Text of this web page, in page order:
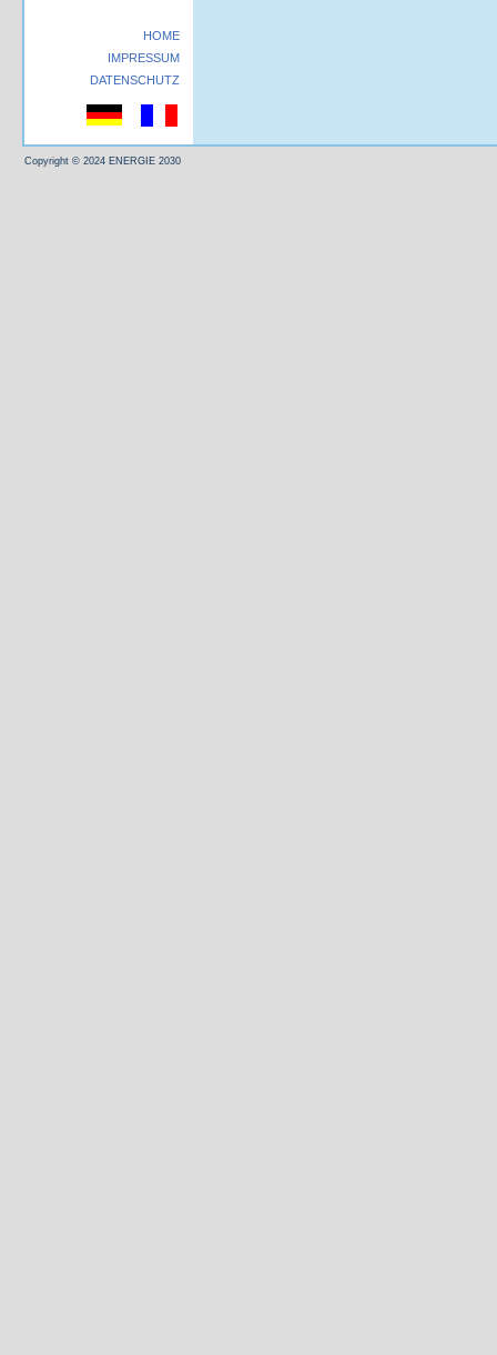
HOME
IMPRESSUM
DATENSCHUTZ
Copyright © 2024 ENERGIE 2030